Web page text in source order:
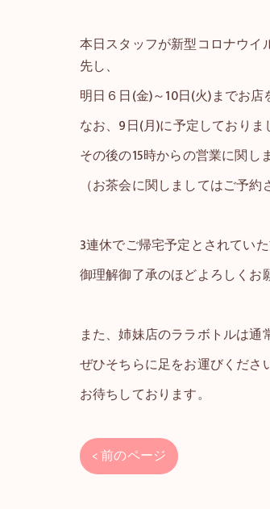
本日スタッフが新型コロナウ
先し、
明日６日(金)～10日(火)までお
なお、9日(月)に予定しており
その後の15時からの営業に関し
（お茶会に関しましてはご予
3連休でご帰宅予定とされてい
御理解御了承のほどよろしくお
また、姉妹店のララボトルは
ぜひそちらに足をお運びくださ
お待ちしております。
< 前のページ